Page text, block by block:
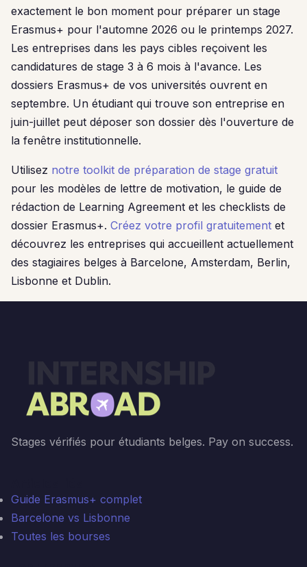
exactement le bon moment pour préparer un stage
Erasmus+ pour l'automne 2026 ou le printemps 2027.
Les entreprises dans les pays cibles reçoivent les
candidatures de stage 3 à 6 mois à l'avance. Les
dossiers Erasmus+ de vos universités ouvrent en
septembre. Un étudiant qui trouve son entreprise en
juin-juillet peut déposer son dossier dès l'ouverture de
la fenêtre institutionnelle.
Utilisez notre toolkit de préparation de stage gratuit
pour les modèles de lettre de motivation, le guide de
rédaction de Learning Agreement et les checklists de
dossier Erasmus+. Créez votre profil gratuitement et
découvrez les entreprises qui accueillent actuellement
des stagiaires belges à Barcelone, Amsterdam, Berlin,
Lisbonne et Dublin.
Stages vérifiés pour étudiants belges. Pay on success.
Guide Erasmus+ complet
Barcelone vs Lisbonne
Toutes les bourses